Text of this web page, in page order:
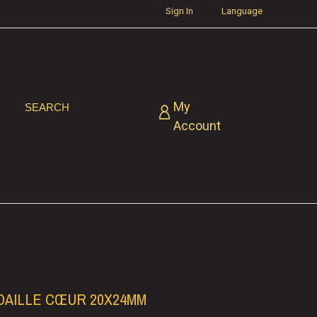
Sign In Language
SEARCH
My
Account
CŒUR 20X24MM